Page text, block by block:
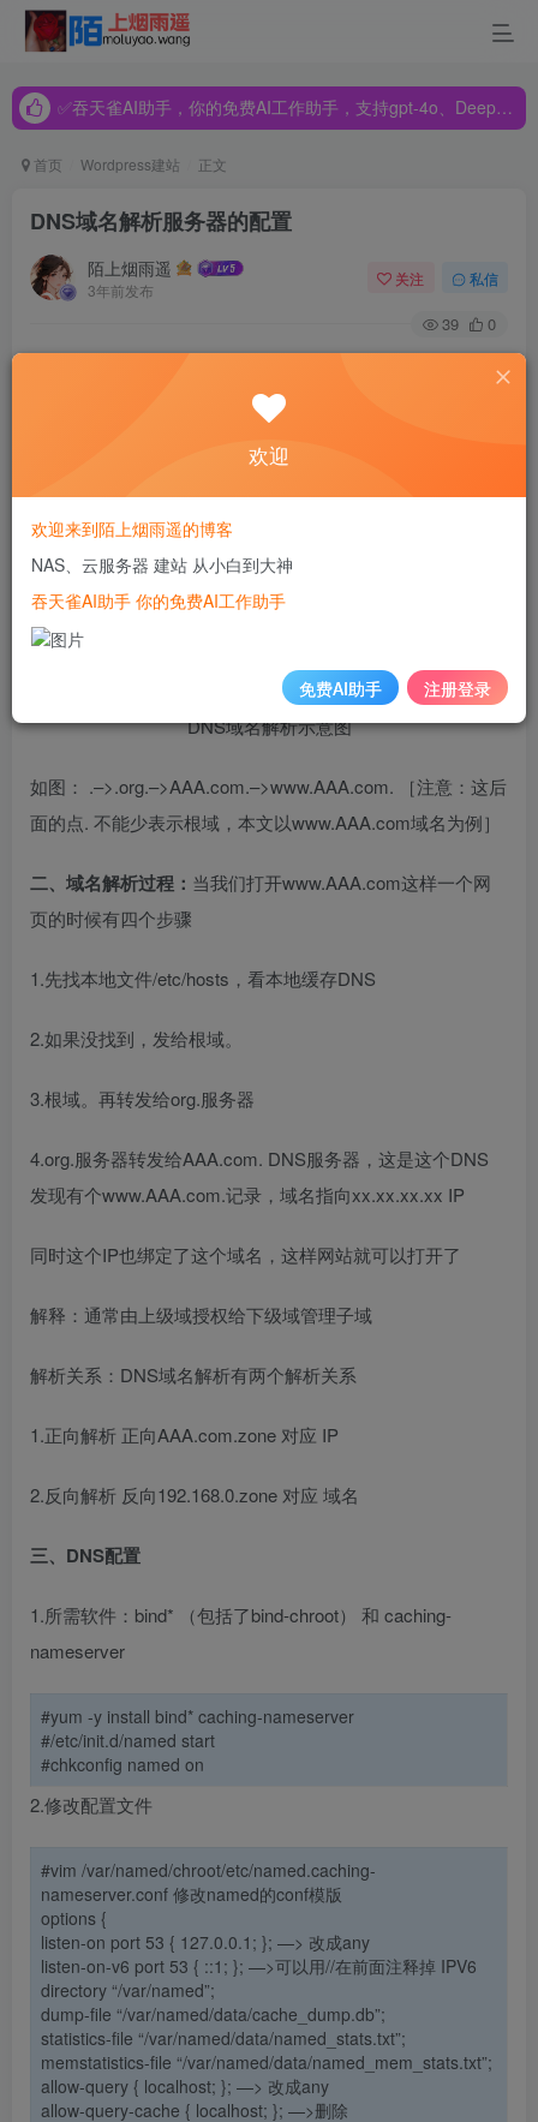
✅吞天雀AI助手，你的免费AI工作助手，支持gpt-4o、DeepSeek、Claude🔥🔥🔥🔥
✅吞天雀AI助手，你的免费AI工作助手，支持gpt-4o、DeepSeek、Claude🔥🔥🔥🔥
首页 Wordpress建站 正文
DNS域名解析服务器的配置
陌上烟雨遥
3年前发布
关注 私信
39 0
DNS（domain name server）域名解析服务器，
通过它，每个站点只需维护它自己的IP地址到计算机名的映
因此任何人想查找该站点中对应主机名的IP地址时，只需简
功能：1.提供email寻路2.分散网络管理3.有效搜寻域4.分级管
理域名
DNS域名解析示意图
如图： .–>.org.–>AAA.com.–>www.AAA.com. ［注意：这后
面的点. 不能少表示根域，本文以www.AAA.com域名为例］
二、域名解析过程： 当我们打开www.AAA.com这样一个网
页的时候有四个步骤
1.先找本地文件/etc/hosts，看本地缓存DNS
2.如果没找到，发给根域。
3.根域。再转发给org.服务器
4.org.服务器转发给AAA.com. DNS服务器，这是这个DNS
发现有个www.AAA.com.记录，域名指向xx.xx.xx.xx IP
同时这个IP也绑定了这个域名，这样网站就可以打开了
解释：通常由上级域授权给下级域管理子域
解析关系：DNS域名解析有两个解析关系
1.正向解析 正向AAA.com.zone 对应 IP
2.反向解析 反向192.168.0.zone 对应 域名
三、DNS配置
1.所需软件：bind* （包括了bind-chroot） 和 caching-
nameserver
#yum -y install bind* caching-nameserver
#/etc/init.d/named start
#chkconfig named on
2.修改配置文件
#vim /var/named/chroot/etc/named.caching-
nameserver.conf 修改named的conf模版
options {
listen-on port 53 { 127.0.0.1 ; }; —> 改成any
listen-on-v6 port 53 { ::1; }; —>可以用//在前面注释掉 IPV6
directory “/var/named”;
dump-file “/var/named/data/cache_dump.db”;
statistics-file “/var/named/data/named_stats.txt”;
memstatistics-file “/var/named/data/named_mem_stats.txt”;
allow-query { localhost; }; —> 改成any
allow-query-cache { localhost; }; —>删除
欢迎
欢迎来到陌上烟雨遥的博客
NAS、云服务器 建站 从小白到大神
吞天雀AI助手 你的免费AI工作助手
免费AI助手 注册登录